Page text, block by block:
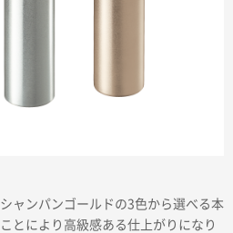
ャンパンゴールドの3色から選べる本
とにより高級感ある仕上がりになり